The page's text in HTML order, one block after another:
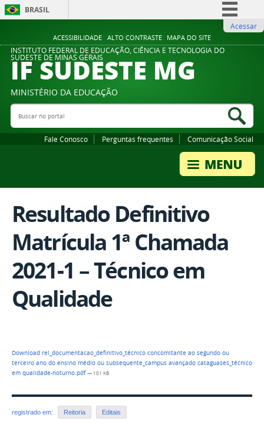
ACESSIBILIDADE ALTO CONTRASTE MAPA DO SITE
BRASIL
Comunica BR
Participe
Legislação
Acessar
INSTITUTO FEDERAL DE EDUCAÇÃO, CIÊNCIA E TECNOLOGIA DO
SUDESTE DE MINAS GERAIS
IF SUDESTE MG
MINISTÉRIO DA EDUCAÇÃO
Buscar no portal
Fale Conosco Perguntas frequentes Comunicação Social
Resultado Definitivo
Matrícula 1ª Chamada
2021-1 – Técnico em
Qualidade
Download rel_documentacao_definitivo_técnico concomitante ao segundo ou
terceiro ano do ensino médio ou subsequente_campus avançado cataguases_técnico
em qualidade-noturno.pdf— 101 KB
registrado em: Reitoria Editais